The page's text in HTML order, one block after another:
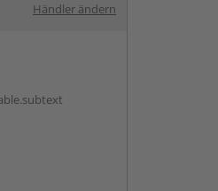
Händler ändern